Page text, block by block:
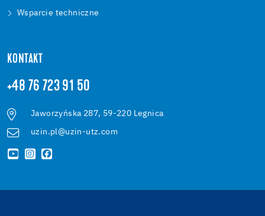
Wsparcie techniczne
KONTAKT
+48 76 723 91 50
Jaworzyńska 287, 59-220 Legnica
uzin.pl@uzin-utz.com